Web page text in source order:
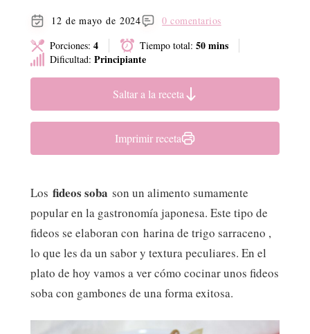
12 de mayo de 2024
0 comentarios
Porciones: 4 Tiempo total: 50 mins
Dificultad: Principiante
Saltar a la receta
Imprimir receta
Los fideos soba son un alimento sumamente
popular en la gastronomía japonesa. Este tipo de
fideos se elaboran con harina de trigo sarraceno ,
lo que les da un sabor y textura peculiares. En el
plato de hoy vamos a ver cómo cocinar unos fideos
soba con gambones de una forma exitosa.